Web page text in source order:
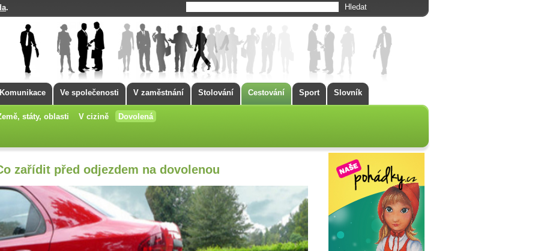
.
Komunikace Ve společenosti V zaměstnání Stolování Cestování Sport Slovník
státy, oblasti V cizině Dovolená
zařídit před odjezdem na dovolenou